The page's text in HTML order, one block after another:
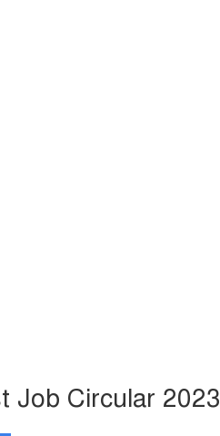
Job Circular 2023